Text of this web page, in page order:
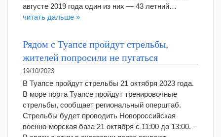
августе 2019 года один из них — 43 летний…
читать дальше »
Рядом с Туапсе пройдут стрельбы,
жителей попросили не пугаться
19/10/2023
В Туапсе пройдут стрельбы 21 октября 2023 года.
В море порта Туапсе пройдут тренировочные
стрельбы, сообщает региональный оперштаб.
Стрельбы будет проводить Новороссийская
военно-морская база 21 октября с 11:00 до 13:00. –